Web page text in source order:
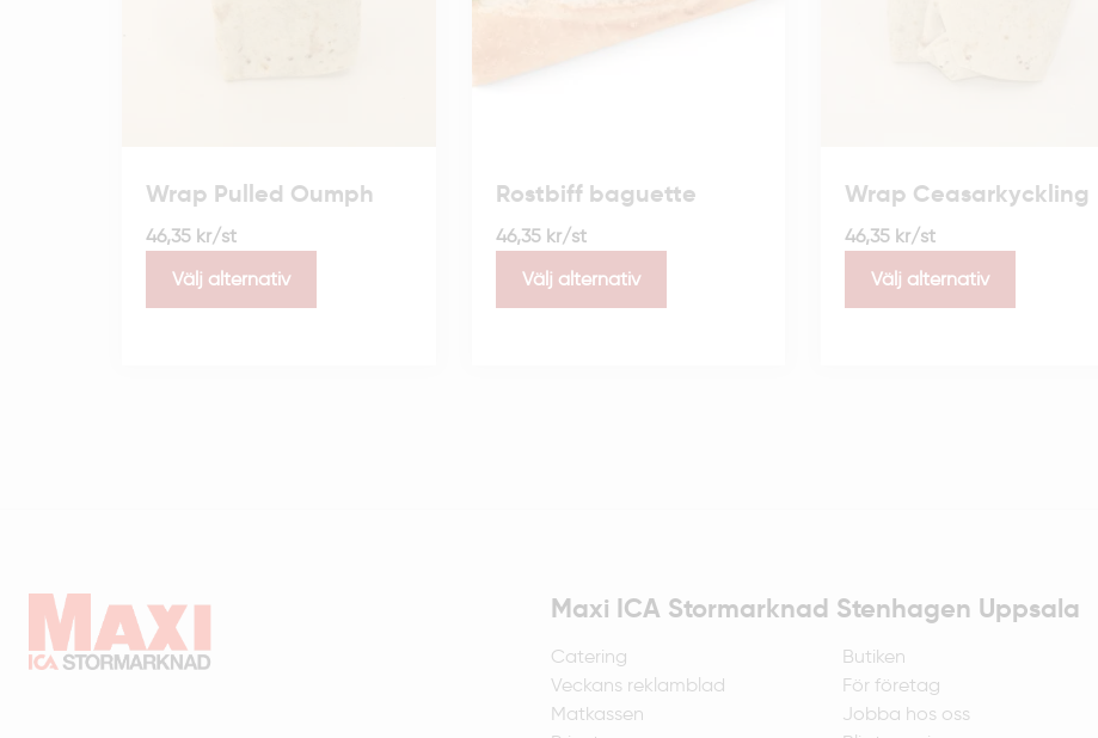
Wrap Pulled Oumph
46,35 kr/st
Välj alternativ
Rostbiff baguette
46,35 kr/st
Välj alternativ
Wrap Ceasarkyckling
46,35 kr/st
Välj alternativ
Maxi ICA Stormarknad Stenhagen Uppsala
Catering
Veckans reklamblad
Matkassen
Butiken
För företag
Jobba hos oss